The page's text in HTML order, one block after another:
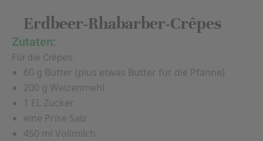
Erdbeer-Rhabarber-Crêpes
Zutaten:
Für die Crêpes:
60 g Butter (plus etwas Butter für die Pfanne)
200 g Weizenmehl
1 EL Zucker
eine Prise Salz
450 ml Vollmilch